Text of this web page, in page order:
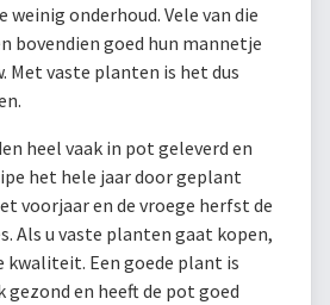
weinig onderhoud. Vele van die
bovendien goed hun mannetje
Met vaste planten is het dus
heel vaak in pot geleverd en
het hele jaar door geplant
voorjaar en de vroege herfst de
Als u vaste planten gaat kopen,
kwaliteit. Een goede plant is
en heeft de pot goed